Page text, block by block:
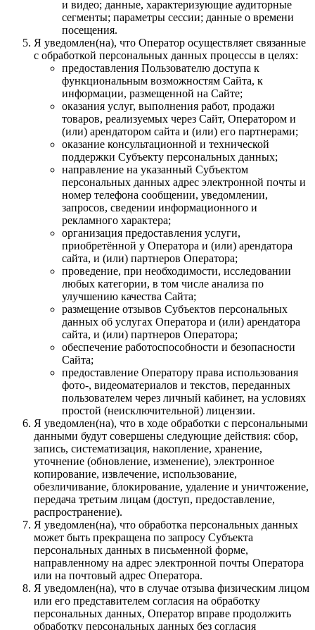
и видео; данные, характеризующие аудиторные
сегменты; параметры сессии; данные о времени
посещения.
Я уведомлен(на), что Оператор осуществляет связанные
с обработкой персональных данных процессы в целях:
предоставления Пользователю доступа к
функциональным возможностям Сайта, к
информации, размещенной на Сайте;
оказания услуг, выполнения работ, продажи
товаров, реализуемых через Сайт, Оператором и
(или) арендатором сайта и (или) его партнерами;
оказание консультационной и технической
поддержки Субъекту персональных данных;
направление на указанный Субъектом
персональных данных адрес электронной почты и
номер телефона сообщении, уведомлении,
запросов, сведении информационного и
рекламного характера;
организация предоставления услуги,
приобретённой у Оператора и (или) арендатора
сайта, и (или) партнеров Оператора;
проведение, при необходимости, исследовании
любых категории, в том числе анализа по
улучшению качества Сайта;
размещение отзывов Субъектов персональных
данных об услугах Оператора и (или) арендатора
сайта, и (или) партнеров Оператора;
обеспечение работоспособности и безопасности
Сайта;
предоставление Оператору права использования
фото-, видеоматериалов и текстов, переданных
пользователем через личный кабинет, на условиях
простой (неисключительной) лицензии.
Я уведомлен(на), что в ходе обработки с персональными
данными будут совершены следующие действия: сбор,
запись, систематизация, накопление, хранение,
уточнение (обновление, изменение), электронное
копирование, извлечение, использование,
обезличивание, блокирование, удаление и уничтожение,
передача третьим лицам (доступ, предоставление,
распространение).
Я уведомлен(на), что обработка персональных данных
может быть прекращена по запросу Субъекта
персональных данных в письменной форме,
направленному на адрес электронной почты Оператора
или на почтовый адрес Оператора.
Я уведомлен(на), что в случае отзыва физическим лицом
или его представителем согласия на обработку
персональных данных, Оператор вправе продолжить
обработку персональных данных без согласия